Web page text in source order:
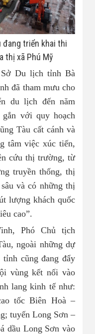
đang triển khai thi
thị xã Phú Mỹ
Du lịch tỉnh Bà
đã tham mưu cho
du lịch đến năm
với quy hoạch
Tàu cất cánh và
tâm việc xúc tiến,
cứu thị trường, từ
truyền thống, thị
và có những thị
lượng khách quốc
cao”.
Phó Chủ tịch
ngoài những dự
cũng đang đẩy
vùng kết nối vào
lang kinh tế như:
tốc Biên Hoà –
tuyến Long Sơn –
dầu Long Sơn vào